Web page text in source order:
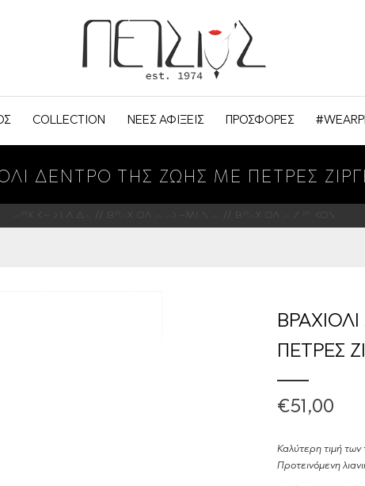
COLLECTION ΝΕΕΣ ΑΦΙΞΕΙΣ ΠΡΟΣΦΟΡΕΣ
ΔΕΝΤΡΟ ΤΗΣ ΖΩΗΣ ΜΕ ΠΕΤΡΕΣ
ΑΡΧΙΚΗ ΣΕΛΙΔΑ ΒΡΑΧΙΟΛΙΑ ΑΣΗΜΕΝΙΑ ΒΡΑΧΙΟΛΙΑ ΖΙΡΓΚΟΝ
ΠΕΤΡΕΣ
€51,00
Καλύτερη τιμή των
Προτεινόμενη